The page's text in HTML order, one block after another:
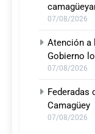
07/08/2026
Atención a
Gobierno
07/08/2026
Federadas
Camagüey
07/08/2026